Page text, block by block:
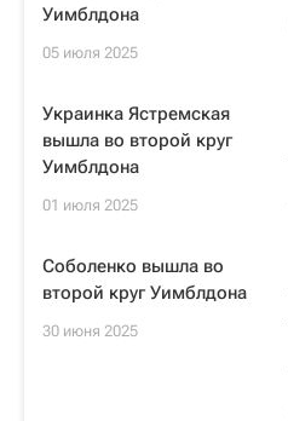
Уимблдона
05 июля 2025
Украинка Ястремская
вышла во второй круг
Уимблдона
01 июля 2025
Соболенко вышла во
второй круг Уимблдона
30 июня 2025